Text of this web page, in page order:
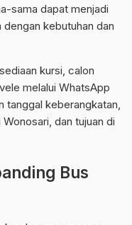
sama dapat menjadi
kebutuhan dan
kursi, calon
melalui WhatsApp
tanggal keberangkatan,
dan tujuan di
Bus